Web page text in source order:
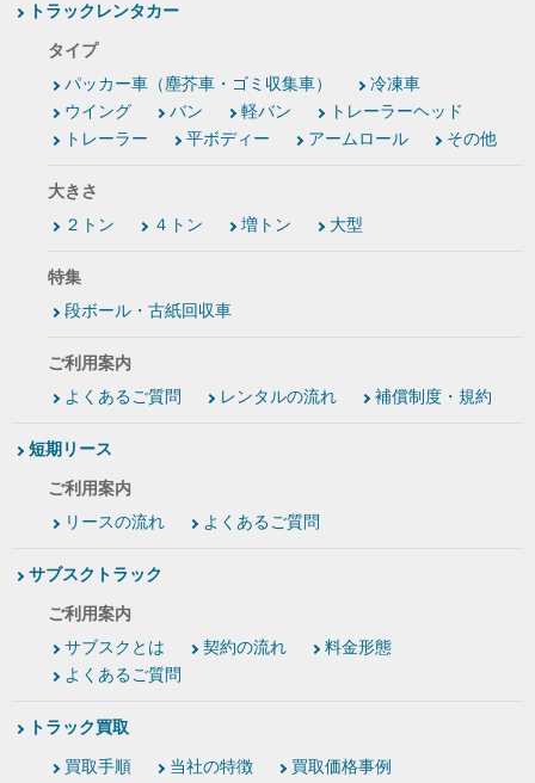
トラックレンタカー
タイプ
パッカー車（塵芥車・ゴミ収集車）
冷凍車
ウイング
バン 軽バン
トレーラーヘッド
トレーラー
平ボディー アームロール その他
大きさ
２トン
４トン 増トン 大型
特集
段ボール・古紙回収車
ご利用案内
よくあるご質問
レンタルの流れ 補償制度・規約
短期リース
ご利用案内
リースの流れ
よくあるご質問
サブスクトラック
ご利用案内
サブスクとは
契約の流れ
料金形態
よくあるご質問
トラック買取
買取手順 当社の特徴
買取価格事例